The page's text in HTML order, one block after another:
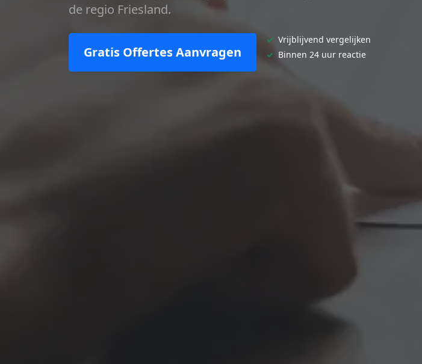
de regio Friesland.
Gratis Offertes Aanvragen
✓ Vrijblijvend vergelijken
✓ Binnen 24 uur reactie